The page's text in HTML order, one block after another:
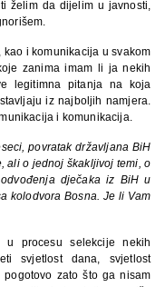
želim da dijelim u javnosti,
i komunikacija u svakom
zanima imam li ja nekih
legitimna pitanja na koja
iz najboljih namjera.
i komunikacija.
povratak državljana BiH
ali o jednoj škakljivoj temi, o
dječaka iz BiH u
kolodvora Bosna. Je li Vam
procesu selekcije nekih
svjetlost dana, svjetlost
zato što ga nisam